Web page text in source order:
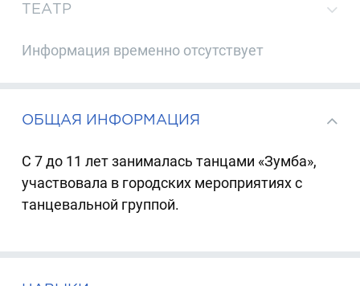
ТЕАТР
Информация временно отсутствует
ОБЩАЯ ИНФОРМАЦИЯ
С 7 до 11 лет занималась танцами «Зумба»,
участвовала в городских мероприятиях с
танцевальной группой.